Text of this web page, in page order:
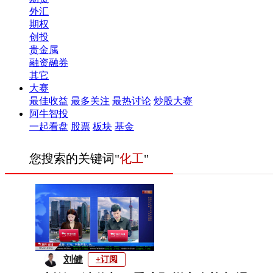
外汇
期权
创投
贵金属
融资融券
其它
大赛
最佳收益 最多关注 最热讨论 炒股大赛
阿牛智投
一起看盘 股票 板块 基金
您搜索的关键词"化工"
刘健 +订阅